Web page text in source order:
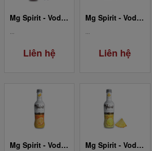
Mg Spirit - Vodka Blueberry
Liên hệ
Mg Spirit - Vodka Lime
Liên hệ
Mg Spirit - Vodka Orange Mg Spirit - Vodka Pineapple